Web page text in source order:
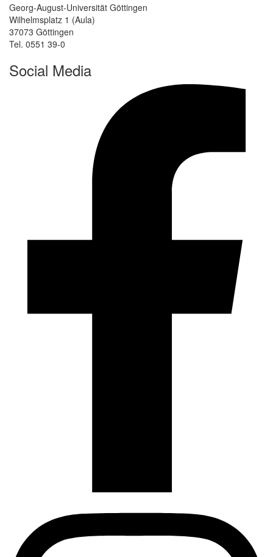
Georg-August-Universität Göttingen
Wilhelmsplatz 1 (Aula)
37073 Göttingen
Tel. 0551 39-0
Social Media